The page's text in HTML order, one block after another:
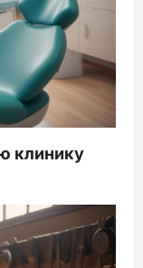
клинику